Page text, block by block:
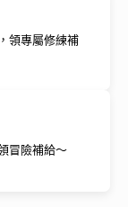
領專屬修練補
冒險補給～